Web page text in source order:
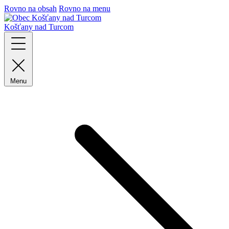
Rovno na obsah Rovno na menu
Košťany nad Turcom
Menu